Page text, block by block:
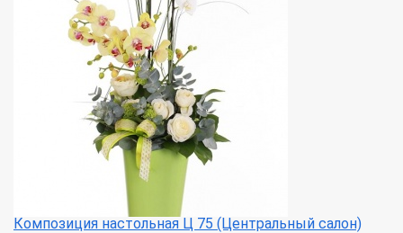
Композиция настольная Ц 75 (Центральный салон)